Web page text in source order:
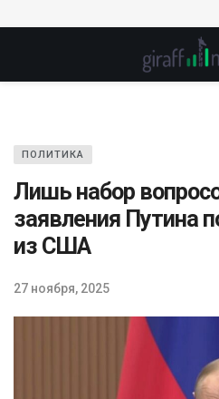
ПОЛИТИКА
Лишь набор
заявления Путина
из США
27 ноября, 2025